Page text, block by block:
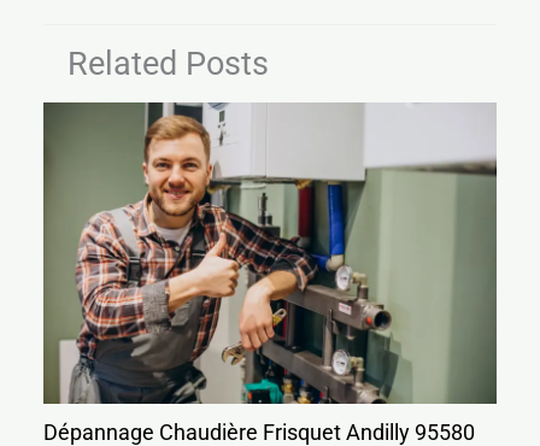
Related Posts
Dépannage Chaudière Frisquet Andilly 95580